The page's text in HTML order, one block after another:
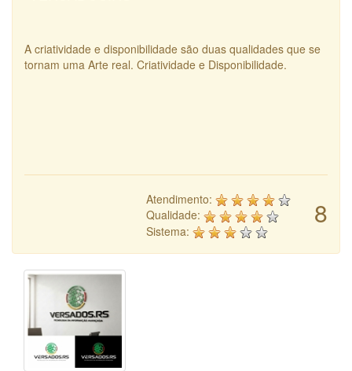
A criatividade e disponibilidade são duas qualidades que se
tornam uma Arte real. Criatividade e Disponibilidade.
8
Atendimento:
Qualidade:
Sistema: